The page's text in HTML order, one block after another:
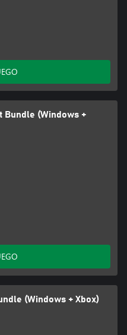
Bundle (Windows +
(Windows + Xbox)